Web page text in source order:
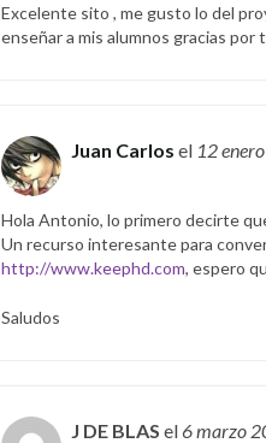
Excelente sito , me gusto lo del
enseñar a mis alumnos gracias por
Juan Carlos el 12
Hola Antonio, lo primero decirte
Un recurso interesante para
http://www.keephd.com, espero
Saludos
J DE BLAS el6 marzo